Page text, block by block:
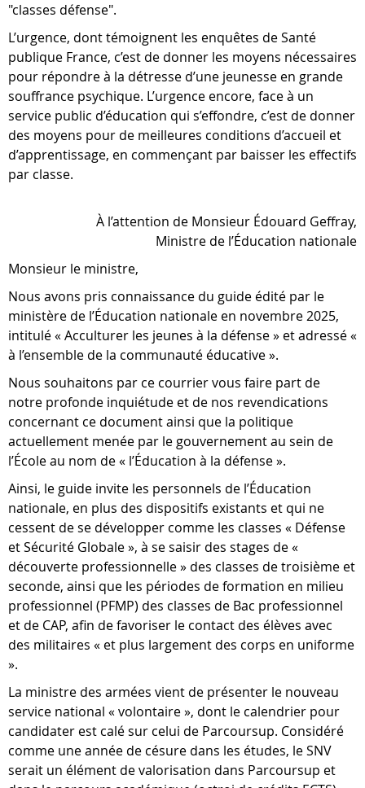
"classes défense".
L’urgence, dont témoignent les enquêtes de Santé
publique France, c’est de donner les moyens nécessaires
pour répondre à la détresse d’une jeunesse en grande
souffrance psychique. L’urgence encore, face à un
service public d’éducation qui s’effondre, c’est de donner
des moyens pour de meilleures conditions d’accueil et
d’apprentissage, en commençant par baisser les effectifs
par classe.
À l’attention de Monsieur Édouard Geffray,
Ministre de l’Éducation nationale
Monsieur le ministre,
Nous avons pris connaissance du guide édité par le
ministère de l’Éducation nationale en novembre 2025,
intitulé « Acculturer les jeunes à la défense » et adressé «
à l’ensemble de la communauté éducative ».
Nous souhaitons par ce courrier vous faire part de
notre profonde inquiétude et de nos revendications
concernant ce document ainsi que la politique
actuellement menée par le gouvernement au sein de
l’École au nom de « l’Éducation à la défense ».
Ainsi, le guide invite les personnels de l’Éducation
nationale, en plus des dispositifs existants et qui ne
cessent de se développer comme les classes « Défense
et Sécurité Globale », à se saisir des stages de «
découverte professionnelle » des classes de troisième et
seconde, ainsi que les périodes de formation en milieu
professionnel (PFMP) des classes de Bac professionnel
et de CAP, afin de favoriser le contact des élèves avec
des militaires « et plus largement des corps en uniforme
».
La ministre des armées vient de présenter le nouveau
service national « volontaire », dont le calendrier pour
candidater est calé sur celui de Parcoursup. Considéré
comme une année de césure dans les études, le SNV
serait un élément de valorisation dans Parcoursup et